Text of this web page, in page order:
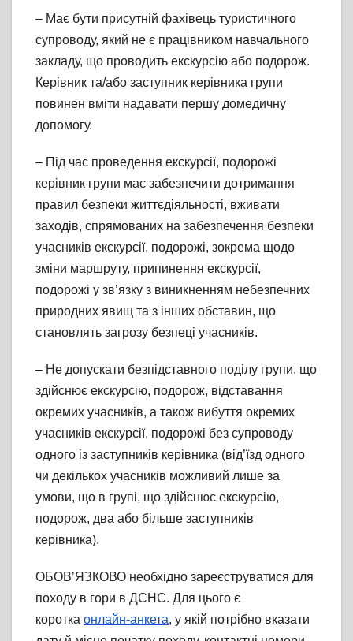
– Має бути присутній фахівець туристичного
супроводу, який не є працівником навчального
закладу, що проводить екскурсію або подорож.
Керівник та/або заступник керівника групи
повинен вміти надавати першу домедичну
допомогу.
– Під час проведення екскурсії, подорожі
керівник групи має забезпечити дотримання
правил безпеки життєдіяльності, вживати
заходів, спрямованих на забезпечення безпеки
учасників екскурсії, подорожі, зокрема щодо
зміни маршруту, припинення екскурсії,
подорожі у зв’язку з виникненням небезпечних
природних явищ та з інших обставин, що
становлять загрозу безпеці учасників.
– Не допускати безпідставного поділу групи, що
здійснює екскурсію, подорож, відставання
окремих учасників, а також вибуття окремих
учасників екскурсії, подорожі без супроводу
одного із заступників керівника (від’їзд одного
чи декількох учасників можливий лише за
умови, що в групі, що здійснює екскурсію,
подорож, два або більше заступників
керівника).
ОБОВ’ЯЗКОВО необхідно зареєструватися для
походу в гори в ДСНС. Для цього є
коротка онлайн-анкета, у якій потрібно вказати